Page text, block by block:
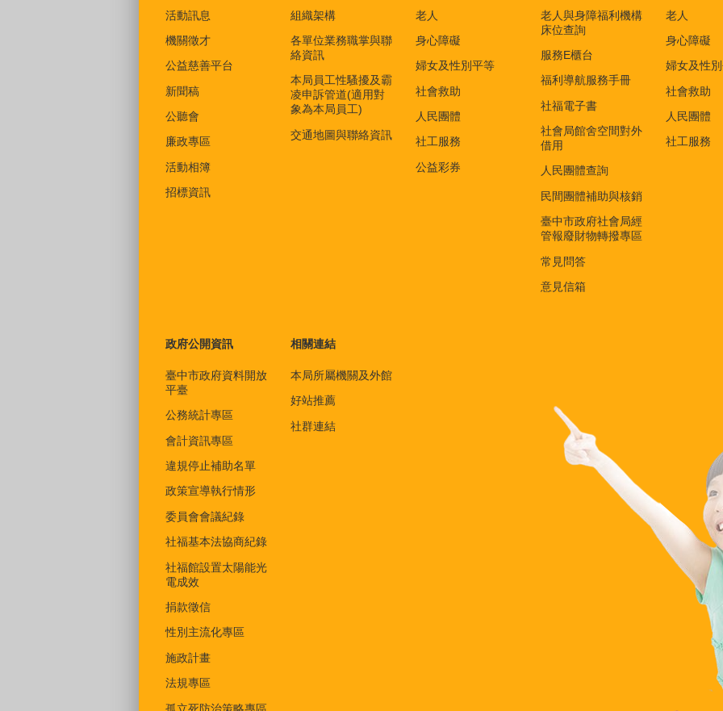
活動訊息
機關徵才
公益慈善平台
新聞稿
公聽會
廉政專區
活動相簿
招標資訊
組織架構
各單位業務職掌與聯
絡資訊
本局員工性騷擾及霸
凌申訴管道(適用對
象為本局員工)
交通地圖與聯絡資訊
老人
身心障礙
婦女及性別平等
社會救助
人民團體
社工服務
公益彩券
老人與身障福利機構
床位查詢
服務E櫃台
福利導航服務手冊
社福電子書
社會局館舍空間對外
借用
人民團體查詢
民間團體補助與核銷
臺中市政府社會局經
管報廢財物轉撥專區
常見問答
意見信箱
老人
身心障礙
婦女及性
社會救助
人民團體
社工服務
政府公開資訊
臺中市政府資料開放
平臺
公務統計專區
會計資訊專區
違規停止補助名單
政策宣導執行情形
委員會會議紀錄
社福基本法協商紀錄
社福館設置太陽能光
電成效
捐款徵信
性別主流化專區
施政計畫
法規專區
孤立死防治策略專區
相關連結
本局所屬機關及外館
好站推薦
社群連結